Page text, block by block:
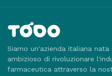
Siamo un'azienda italiana
ambizioso di rivoluzionare
farmaceutica attraverso la